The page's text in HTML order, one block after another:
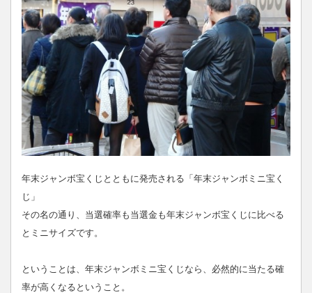
年末ジャンボ宝くじとともに発売される「年末ジャンボミニ宝く
じ」
その名の通り、当選確率も当選金も年末ジャンボ宝くじに比べる
とミニサイズです。
ということは、年末ジャンボミニ宝くじなら、必然的に当たる確
率が高くなるということ。